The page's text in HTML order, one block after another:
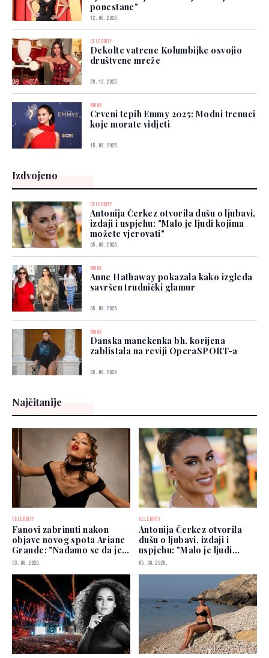
ponestane"
12. 06. 2026.
CELEBRITY
Dekolte vatrene Kolumbijke osvojio
društvene mreže
29. 12. 2025.
MODA
Crveni tepih Emmy 2025: Modni trenuci
koje morate vidjeti
15. 09. 2025.
Izdvojeno
CELEBRITY
Antonija Čerkez otvorila dušu o ljubavi,
izdaji i uspjehu: "Malo je ljudi kojima
možete vjerovati"
05. 08. 2026.
MODA
Anne Hathaway pokazala kako izgleda
savršen trudnički glamur
05. 08. 2026.
MODA
Danska manekenka bh. korijena
zablistala na reviji OperaSPORT-a
05. 08. 2026.
Najčitanije
CELEBRITY
Fanovi zabrinuti nakon
objave novog spota Ariane
Grande: "Nadamo se da je
dobro"
03. 08. 2026.
CELEBRITY
Antonija Čerkez otvorila
dušu o ljubavi, izdaji i
uspjehu: "Malo je ljudi
kojima možete vjerovati"
05. 08. 2026.